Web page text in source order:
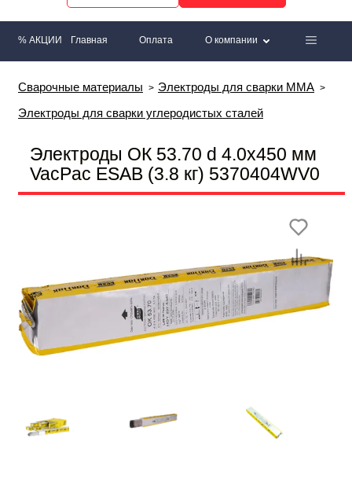
% АКЦИИ Главная Оплата О компании
Сварочные материалы
Электроды для сварки MMA
Электроды для сварки углеродистых сталей
Электроды ОК 53.70 d 4.0х450 мм
VacPac ESAB (3.8 кг) 5370404WV0